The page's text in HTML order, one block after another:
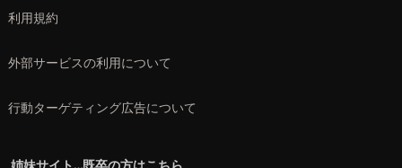
利用規約
外部サービスの利用について
行動ターゲティング広告について
姉妹サイト…既卒の方はこちら